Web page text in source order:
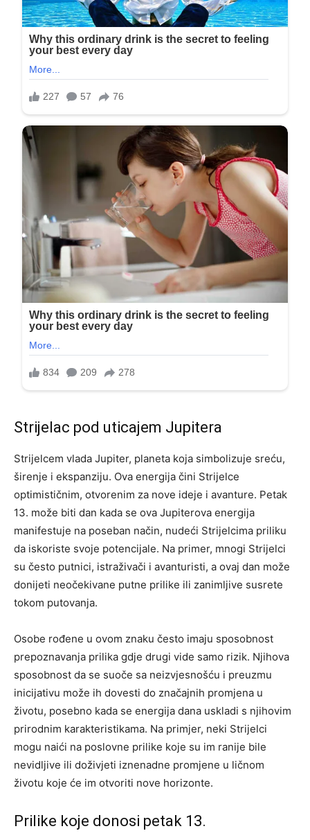
Strijelac pod uticajem Jupitera
Strijelcem vlada Jupiter, planeta koja simbolizuje sreću,
širenje i ekspanziju. Ova energija čini Strijelce
optimističnim, otvorenim za nove ideje i avanture. Petak
13. može biti dan kada se ova Jupiterova energija
manifestuje na poseban način, nudeći Strijelcima priliku
da iskoriste svoje potencijale. Na primer, mnogi Strijelci
su često putnici, istraživači i avanturisti, a ovaj dan može
donijeti neočekivane putne prilike ili zanimljive susrete
tokom putovanja.
Osobe rođene u ovom znaku često imaju sposobnost
prepoznavanja prilika gdje drugi vide samo rizik. Njihova
sposobnost da se suoče sa neizvjesnošću i preuzmu
inicijativu može ih dovesti do značajnih promjena u
životu, posebno kada se energija dana uskladi s njihovim
prirodnim karakteristikama. Na primjer, neki Strijelci
mogu naići na poslovne prilike koje su im ranije bile
nevidljive ili doživjeti iznenadne promjene u ličnom
životu koje će im otvoriti nove horizonte.
Prilike koje donosi petak 13.